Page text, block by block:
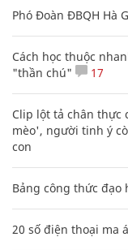
Phó Đoàn ĐBQH Hà
Cách học thuộc
"thần chú"
17
Clip lột tả chân thực
mèo', người tinh ý
con
Bảng công thức đạo
20 số điện thoại ma